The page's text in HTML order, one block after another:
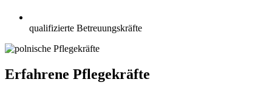
qualifizierte Betreuungskräfte
Erfahrene Pflegekräfte